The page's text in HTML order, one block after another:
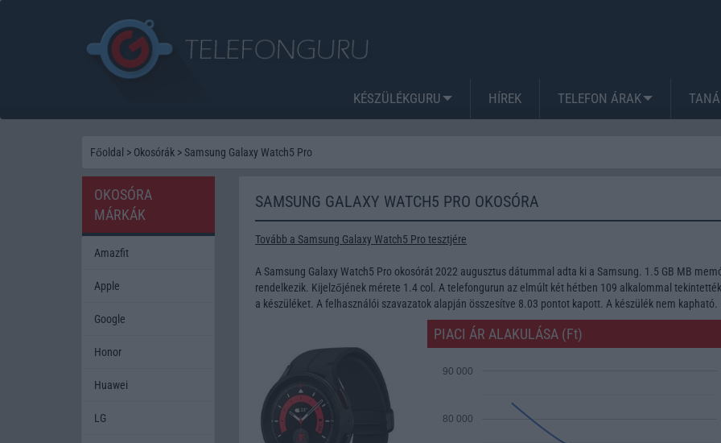
KÉSZÜLÉKGURU HÍREK TELEFON ÁRAK
Főoldal > Okosórák > Samsung Galaxy Watch5 Pro
SAMSUNG GALAXY WATCH5 PRO OKOSÓRA
Tovább a Samsung Galaxy Watch5 Pro tesztjére
A Samsung Galaxy Watch5 Pro okosórát 2022 augusztus dátummal adta ki a Samsung. 1.5 GB MB
rendelkezik. Kijelzőjének mérete 1.4 col. A telefongurun az elmúlt két hétben 109 alkalommal
a készüléket. A felhasználói szavazatok alapján összesítve 8.03 pontot kapott. A készülék nem kapható.
PIACI ÁR ALAKULÁSA (Ft)
80 000
90 000
OKOSÓRA
MÁRKÁK
Amazfit
Apple
Google
Honor
Huawei
LG